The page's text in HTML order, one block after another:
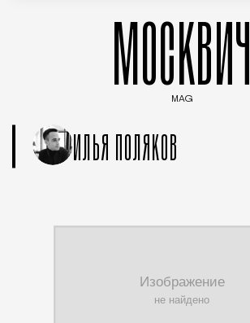
МОСКВИЧ
MAG
ИЛЬЯ ПОЛЯКОВ